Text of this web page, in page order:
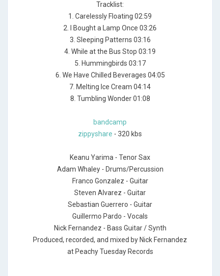
Tracklist:
1. Carelessly Floating 02:59
2. I Bought a Lamp Once 03:26
3. Sleeping Patterns 03:16
4. While at the Bus Stop 03:19
5. Hummingbirds 03:17
6. We Have Chilled Beverages 04:05
7. Melting Ice Cream 04:14
8. Tumbling Wonder 01:08
bandcamp
zippyshare - 320 kbs
Keanu Yarima - Tenor Sax
Adam Whaley - Drums/Percussion
Franco Gonzalez - Guitar
Steven Alvarez - Guitar
Sebastian Guerrero - Guitar
Guillermo Pardo - Vocals
Nick Fernandez - Bass Guitar / Synth
Produced, recorded, and mixed by Nick Fernandez
at Peachy Tuesday Records